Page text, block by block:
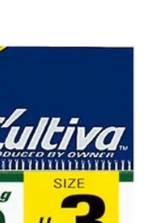
於每月結算日後寄送繳費提
／台灣大直營門市／銀行轉
下簡稱本公司）所提供，讓
並由商店將買賣／分期付款
單繳交帳款。
係目的，商店將以您的個人
大進項蒐集、處理及利用，
、核對及更正。
oppay.tw/userRule
跳轉至「AFTEE先享後付」
成結帳。
的連結，可透過四大超商／
交易完成。
若您需要取消訂單，請聯絡
為有效，需透過AFTEE先享
帳頁面顯示為準，若有關於
，請聯繫「AFTEE先享後付
support/home
）
服）
際運費(運費另
查看運費